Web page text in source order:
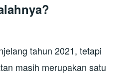
tahun 2021, tetapi
masih merupakan satu